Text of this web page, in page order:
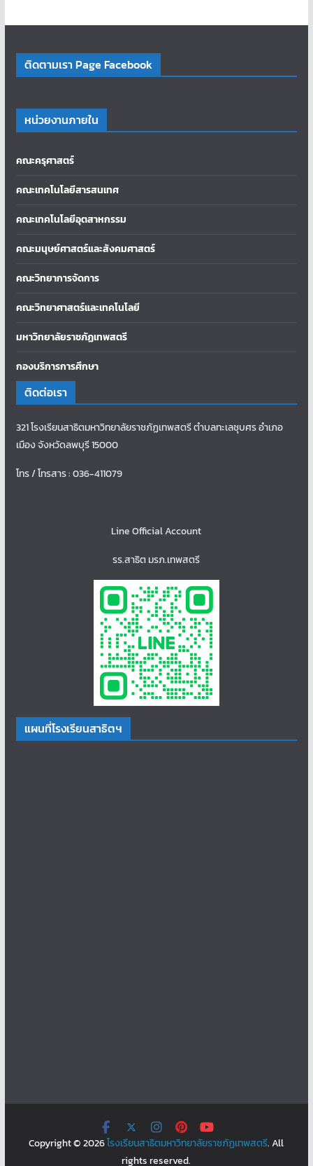
ติดตามเรา Page Facebook
หน่วยงานภายใน
คณะครุศาสตร์
คณะเทคโนโลยีสารสนเทศ
คณะเทคโนโลยีอุตสาหกรรม
คณะมนุษย์ศาสตร์และสังคมศาสตร์
คณะวิทยาการจัดการ
คณะวิทยาศาสตร์และเทคโนโลยี
มหาวิทยาลัยราชภัฏเทพสตรี
กองบริการการศึกษา
ติดต่อเรา
321 โรงเรียนสาธิตมหาวิทยาลัยราชภัฏเทพสตรี ตำบลทะเลชุบศร อำเภอ
เมือง จังหวัดลพบุรี 15000
โทร / โทรสาร : 036-411079
Line Official Account
รร.สาธิต มรภ.เทพสตรี
แผนที่โรงเรียนสาธิตฯ
Copyright © 2026โรงเรียนสาธิตมหาวิทยาลัยราชภัฏเทพสตรี. All
rights reserved.